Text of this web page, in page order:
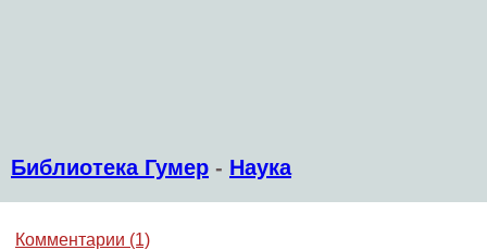
Библиотека Гумер - Наука
Комментарии (1)